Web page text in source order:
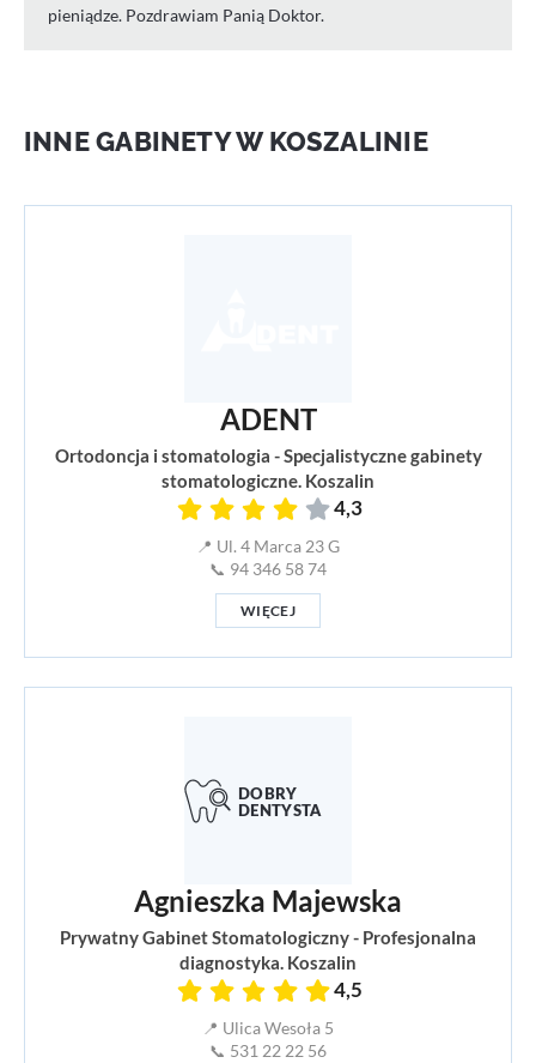
pieniądze. Pozdrawiam Panią Doktor.
INNE GABINETY W KOSZALINIE
ADENT
Ortodoncja i stomatologia - Specjalistyczne gabinety
stomatologiczne. Koszalin
4,3
📍 Ul. 4 Marca 23 G
📞 94 346 58 74
WIĘCEJ
Agnieszka Majewska
Prywatny Gabinet Stomatologiczny - Profesjonalna
diagnostyka. Koszalin
4,5
📍 Ulica Wesoła 5
📞 531 22 22 56